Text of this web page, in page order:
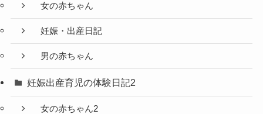
女の赤ちゃん
妊娠・出産日記
男の赤ちゃん
妊娠出産育児の体験日記2
女の赤ちゃん2